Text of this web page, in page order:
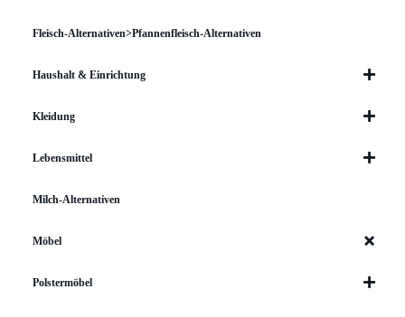
Fleisch-Alternativen>Pfannenfleisch-Alternativen
Haushalt & Einrichtung
Kleidung
Lebensmittel
Milch-Alternativen
Möbel
Polstermöbel